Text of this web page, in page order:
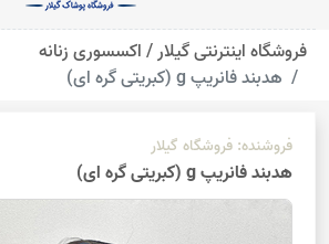
فروشگاه اینترنتی گیلار /اکسسوری زنانه
هدبند فانریپ g (کبریتی گره ای)
فروشنده: فروشگاه گیلار
هدبند فانریپ g (کبریتی گره ای)